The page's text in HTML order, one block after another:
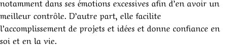
notamment dans ses émotions excessives afin d’en avoir un
meilleur contrôle. D’autre part, elle facilite
l’accomplissement de projets et idées et donne confiance en
soi et en la vie.